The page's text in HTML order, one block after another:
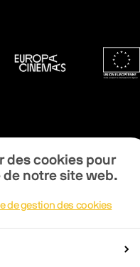
Europa Cinemas
des cookies pour
de notre site web.
de gestion des cookies